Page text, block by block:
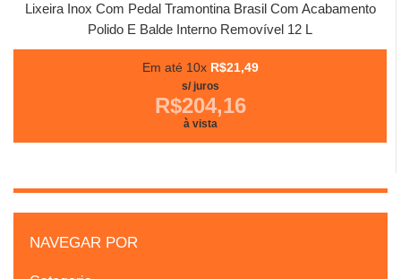
Lixeira Inox Com Pedal Tramontina Brasil Com Acabamento
Polido E Balde Interno Removível 12 L
Em até 10x R$21,49
s/ juros
R$204,16
à vista
NAVEGAR POR